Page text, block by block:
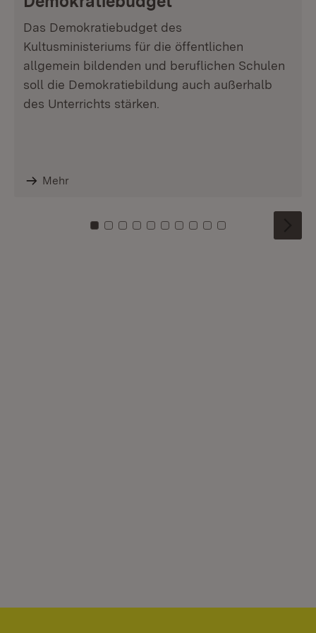
Das Demokratiebudget des
Kultusministeriums für die öffentlichen
allgemein bildenden und beruflichen Schulen
soll die Demokratiebildung auch außerhalb
des Unterrichts stärken.
Mehr
Zu Kachel: 0
Zu Kachel: 1
Zu Kachel: 2
Zu Kachel: 3
Zu Kachel: 4
Zu Kachel: 5
Zu Kachel: 6
Zu Kachel: 7
Zu Kachel: 8
Zu Kachel: 9